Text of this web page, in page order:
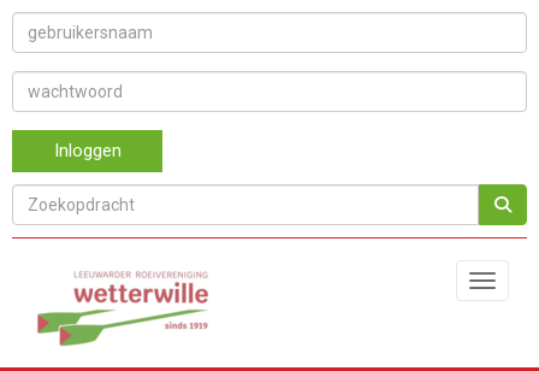
Inloggen